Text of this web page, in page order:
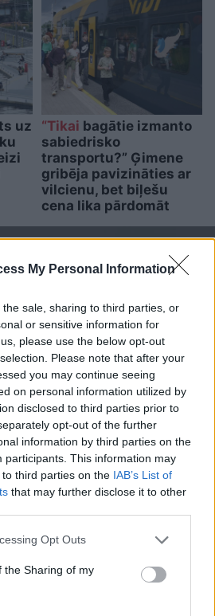
My Personal Information
sale, sharing to third parties, or
or sensitive information for
please use the below opt-out
Please note that after your
you may continue seeing
on personal information utilized by
disclosed to third parties prior to
opt-out of the further
information by third parties on the
participants. This information may
third parties on the IAB’s List of
that may further disclose it to other
app uses one or more Google
usage behaviour. You may click to
Google and its third-party tags to
specified purposes in below Google
Opt Outs
the Sharing of my
uz
“Tikai bagātie izmanto
sabiedrisko
transportu?” Ģimene
gribēja pavizināties ar
vilcienu, bet biļešu
cena lika pārdomāt
zīmēm
īsts murgs – esi